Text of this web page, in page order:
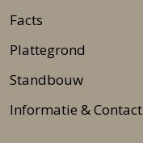
Facts
Plattegrond
Standbouw
Informatie & Contact